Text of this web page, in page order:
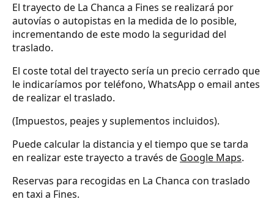
El trayecto de La Chanca a Fines se realizará por
autovías o autopistas en la medida de lo posible,
incrementando de este modo la seguridad del
traslado.
El coste total del trayecto sería un precio cerrado que
le indicaríamos por teléfono, WhatsApp o email antes
de realizar el traslado.
(Impuestos, peajes y suplementos incluidos).
Puede calcular la distancia y el tiempo que se tarda
en realizar este trayecto a través de Google Maps.
Reservas para recogidas en La Chanca con traslado
en taxi a Fines.